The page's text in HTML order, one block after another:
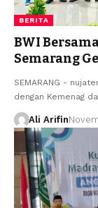
BERITA
BWI
Semarang
SEMARANG -
dengan Kemenag
Ali Arifin